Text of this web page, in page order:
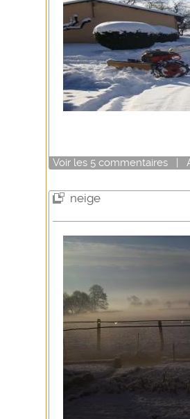
Voir les 5 commentaires |
neige